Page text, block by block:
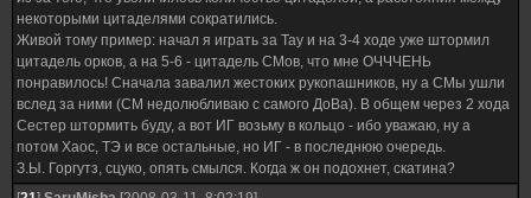
некоторыми цитаделями сократились.
Живой тому пример: начал я играть за Тау и на 3-4 ходе уже штормил
цитадель орков, а на 5-6 - цитадель СМов, что мне ОЧЧЧЕНЬ
понравилось! Сначала завалил жестоких рукопашников, ну а СМы ушли
вслед за ними (СМ недолюбливаю с самого ДоВа). В общем через 2 хода
Сестер штормить буду, а вот ИГ возьму в кольцо - ибо уважаю, ну а
потом Хаос, ТЭ и все остальные, но ИГ - в последнюю очередь.
З.Ы. Горгутз, сцуко, опять смылся. Когда ж он подохнет, скатина?